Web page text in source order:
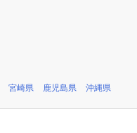
宮崎県 鹿児島県 沖縄県